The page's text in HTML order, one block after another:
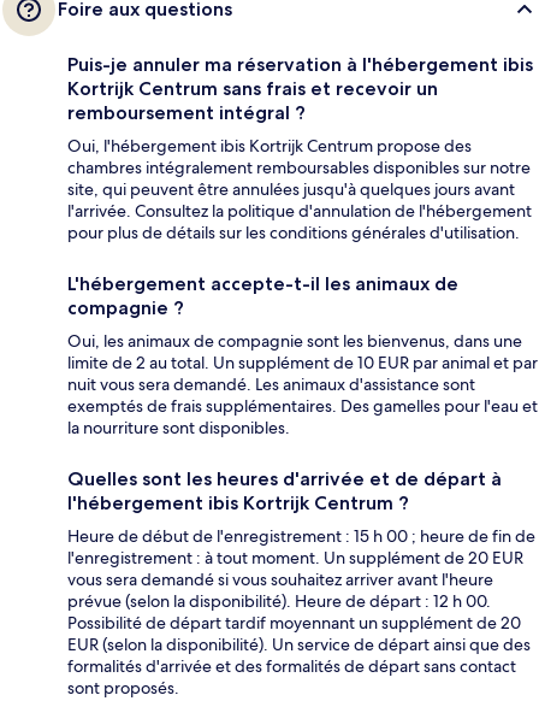
Foire aux questions
Puis-je annuler ma réservation à l'hébergement ibis
Kortrijk Centrum sans frais et recevoir un
remboursement intégral ?
Oui, l'hébergement ibis Kortrijk Centrum propose des
chambres intégralement remboursables disponibles sur notre
site, qui peuvent être annulées jusqu'à quelques jours avant
l'arrivée. Consultez la politique d'annulation de l'hébergement
pour plus de détails sur les conditions générales d'utilisation.
L'hébergement accepte-t-il les animaux de
compagnie ?
Oui, les animaux de compagnie sont les bienvenus, dans une
limite de 2 au total. Un supplément de 10 EUR par animal et par
nuit vous sera demandé. Les animaux d'assistance sont
exemptés de frais supplémentaires. Des gamelles pour l'eau et
la nourriture sont disponibles.
Quelles sont les heures d'arrivée et de départ à
l'hébergement ibis Kortrijk Centrum ?
Heure de début de l'enregistrement : 15 h 00 ; heure de fin de
l'enregistrement : à tout moment. Un supplément de 20 EUR
vous sera demandé si vous souhaitez arriver avant l'heure
prévue (selon la disponibilité). Heure de départ : 12 h 00.
Possibilité de départ tardif moyennant un supplément de 20
EUR (selon la disponibilité). Un service de départ ainsi que des
formalités d'arrivée et des formalités de départ sans contact
sont proposés.